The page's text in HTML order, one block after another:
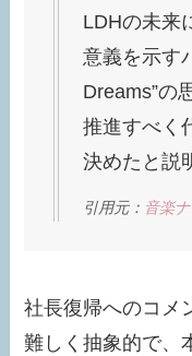
LDHの未来
意義を示す
Dreams”の
推進すべく
決めたと説
引用元： 音楽
社長復帰へのコメ
難しく抽象的で、